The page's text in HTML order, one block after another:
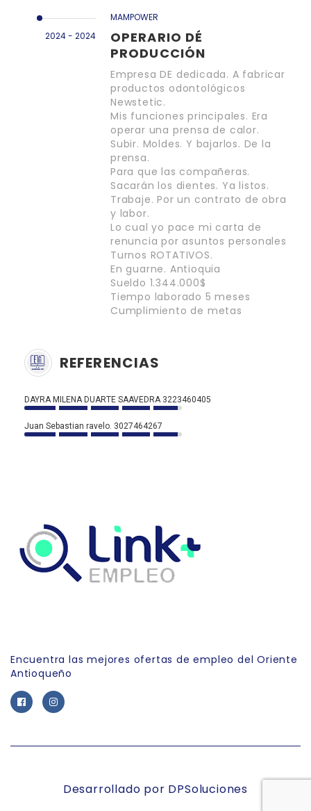
2024 - 2024
MAMPOWER
OPERARIO DÉ
PRODUCCIÓN
Empresa DE dedicada. A fabricar
productos odontológicos
Newstetic.
Mis funciones principales. Era
operar una prensa de calor.
Subir. Moldes. Y bajarlos. De la
prensa.
Para que las compañeras.
Sacarán los dientes. Ya listos.
Trabaje. Por un contrato de obra
y labor.
Lo cual yo pace mi carta de
renuncia por asuntos personales
Turnos ROTATIVOS.
En guarne. Antioquia
Sueldo 1.344.000$
Tiempo laborado 5 meses
Cumplimiento de metas
REFERENCIAS
DAYRA MILENA DUARTE SAAVEDRA 3223460405
Juan Sebastian ravelo. 3027464267
Encuentra las mejores ofertas de empleo del Oriente
Antioqueño
Desarrollado por DPSoluciones